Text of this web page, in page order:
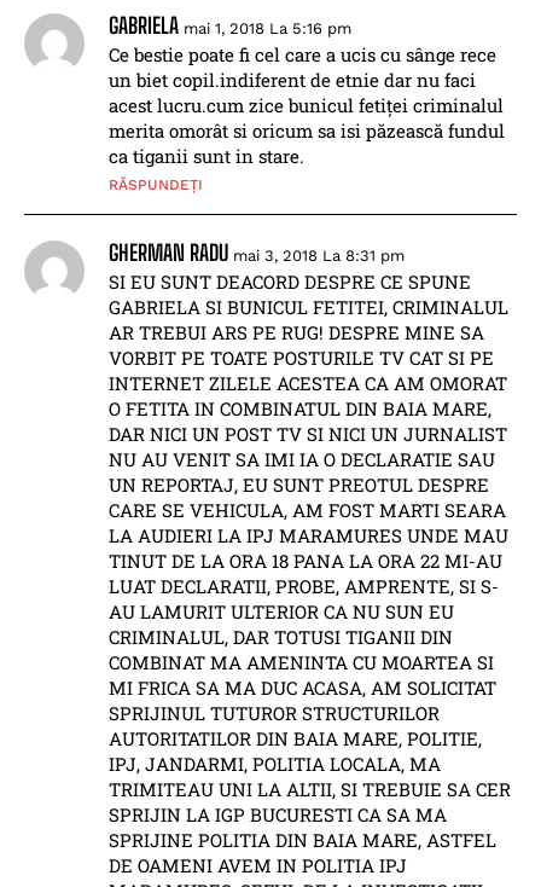
GABRIELA mai 1, 2018 La 5:16 pm
Ce bestie poate fi cel care a ucis cu sânge rece
un biet copil.indiferent de etnie dar nu faci
acest lucru.cum zice bunicul fetiței criminalul
merita omorât si oricum sa isi păzească fundul
ca tiganii sunt in stare.
RĂSPUNDEȚI
GHERMAN RADU mai 3, 2018 La 8:31 pm
SI EU SUNT DEACORD DESPRE CE SPUNE
GABRIELA SI BUNICUL FETITEI, CRIMINALUL
AR TREBUI ARS PE RUG! DESPRE MINE SA
VORBIT PE TOATE POSTURILE TV CAT SI PE
INTERNET ZILELE ACESTEA CA AM OMORAT
O FETITA IN COMBINATUL DIN BAIA MARE,
DAR NICI UN POST TV SI NICI UN JURNALIST
NU AU VENIT SA IMI IA O DECLARATIE SAU
UN REPORTAJ, EU SUNT PREOTUL DESPRE
CARE SE VEHICULA, AM FOST MARTI SEARA
LA AUDIERI LA IPJ MARAMURES UNDE MAU
TINUT DE LA ORA 18 PANA LA ORA 22 MI-AU
LUAT DECLARATII, PROBE, AMPRENTE, SI S-
AU LAMURIT ULTERIOR CA NU SUN EU
CRIMINALUL, DAR TOTUSI TIGANII DIN
COMBINAT MA AMENINTA CU MOARTEA SI
MI FRICA SA MA DUC ACASA, AM SOLICITAT
SPRIJINUL TUTUROR STRUCTURILOR
AUTORITATILOR DIN BAIA MARE, POLITIE,
IPJ, JANDARMI, POLITIA LOCALA, MA
TRIMITEAU UNI LA ALTII, SI TREBUIE SA CER
SPRIJIN LA IGP BUCURESTI CA SA MA
SPRIJINE POLITIA DIN BAIA MARE, ASTFEL
DE OAMENI AVEM IN POLITIA IPJ